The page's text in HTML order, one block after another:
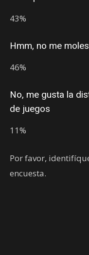
43%
Hmm, no me
46%
No, me gusta la
de juegos
11%
Por favor,
encuesta.